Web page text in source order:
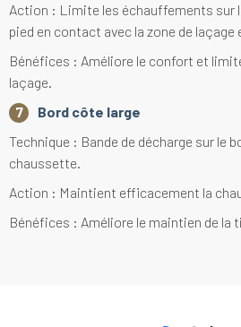
Action : Limite les échauffements sur
pied en contact avec la zone de laçage
Bénéfices : Améliore le confort et
laçage.
Bord côte large
Technique : Bande de décharge sur le
chaussette.
Action : Maintient efficacement la
Bénéfices : Améliore le maintien de la